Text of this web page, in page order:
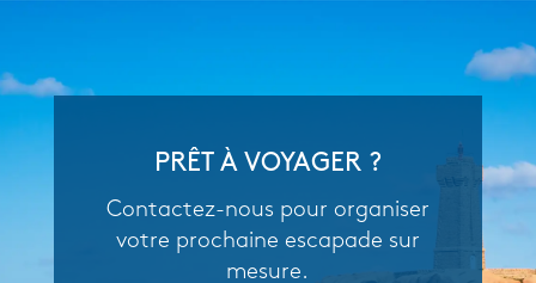
PRÊT À VOYAGER ?
Contactez-nous pour organiser
votre prochaine escapade sur
mesure.